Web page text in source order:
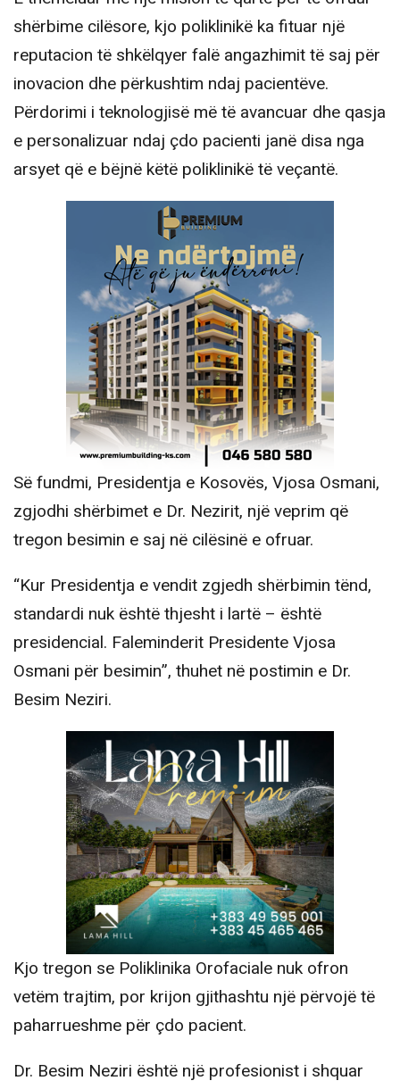
shërbime cilësore, kjo poliklinikë ka fituar një
reputacion të shkëlqyer falë angazhimit të saj për
inovacion dhe përkushtim ndaj pacientëve.
Përdorimi i teknologjisë më të avancuar dhe qasja
e personalizuar ndaj çdo pacienti janë disa nga
arsyet që e bëjnë këtë poliklinikë të veçantë.
Së fundmi, Presidentja e Kosovës, Vjosa Osmani,
zgjodhi shërbimet e Dr. Nezirit, një veprim që
tregon besimin e saj në cilësinë e ofruar.
“Kur Presidentja e vendit zgjedh shërbimin tënd,
standardi nuk është thjesht i lartë – është
presidencial. Faleminderit Presidente Vjosa
Osmani për besimin”, thuhet në postimin e Dr.
Besim Neziri.
Kjo tregon se Poliklinika Orofaciale nuk ofron
vetëm trajtim, por krijon gjithashtu një përvojë të
paharrueshme për çdo pacient.
Dr. Besim Neziri është një profesionist i shquar